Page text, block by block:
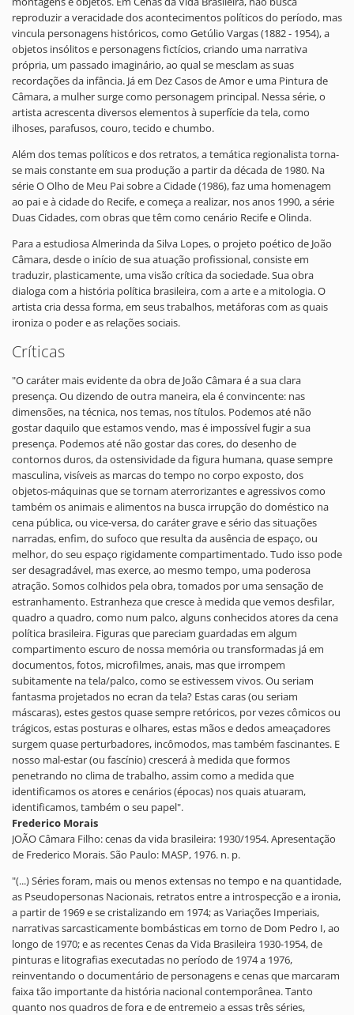
reproduzir a veracidade dos acontecimentos políticos do período, mas
vincula personagens históricos, como Getúlio Vargas (1882 - 1954), a
objetos insólitos e personagens fictícios, criando uma narrativa
própria, um passado imaginário, ao qual se mesclam as suas
recordações da infância. Já em Dez Casos de Amor e uma Pintura de
Câmara, a mulher surge como personagem principal. Nessa série, o
artista acrescenta diversos elementos à superfície da tela, como
ilhoses, parafusos, couro, tecido e chumbo.
Além dos temas políticos e dos retratos, a temática regionalista torna-
se mais constante em sua produção a partir da década de 1980. Na
série O Olho de Meu Pai sobre a Cidade (1986), faz uma homenagem
ao pai e à cidade do Recife, e começa a realizar, nos anos 1990, a série
Duas Cidades, com obras que têm como cenário Recife e Olinda.
Para a estudiosa Almerinda da Silva Lopes, o projeto poético de João
Câmara, desde o início de sua atuação profissional, consiste em
traduzir, plasticamente, uma visão crítica da sociedade. Sua obra
dialoga com a história política brasileira, com a arte e a mitologia. O
artista cria dessa forma, em seus trabalhos, metáforas com as quais
ironiza o poder e as relações sociais.
Críticas
"O caráter mais evidente da obra de João Câmara é a sua clara
presença. Ou dizendo de outra maneira, ela é convincente: nas
dimensões, na técnica, nos temas, nos títulos. Podemos até não
gostar daquilo que estamos vendo, mas é impossível fugir a sua
presença. Podemos até não gostar das cores, do desenho de
contornos duros, da ostensividade da figura humana, quase sempre
masculina, visíveis as marcas do tempo no corpo exposto, dos
objetos-máquinas que se tornam aterrorizantes e agressivos como
também os animais e alimentos na busca irrupção do doméstico na
cena pública, ou vice-versa, do caráter grave e sério das situações
narradas, enfim, do sufoco que resulta da ausência de espaço, ou
melhor, do seu espaço rigidamente compartimentado. Tudo isso pode
ser desagradável, mas exerce, ao mesmo tempo, uma poderosa
atração. Somos colhidos pela obra, tomados por uma sensação de
estranhamento. Estranheza que cresce à medida que vemos desfilar,
quadro a quadro, como num palco, alguns conhecidos atores da cena
política brasileira. Figuras que pareciam guardadas em algum
compartimento escuro de nossa memória ou transformadas já em
documentos, fotos, microfilmes, anais, mas que irrompem
subitamente na tela/palco, como se estivessem vivos. Ou seriam
fantasma projetados no ecran da tela? Estas caras (ou seriam
máscaras), estes gestos quase sempre retóricos, por vezes cômicos ou
trágicos, estas posturas e olhares, estas mãos e dedos ameaçadores
surgem quase perturbadores, incômodos, mas também fascinantes. E
nosso mal-estar (ou fascínio) crescerá à medida que formos
penetrando no clima de trabalho, assim como a medida que
identificamos os atores e cenários (épocas) nos quais atuaram,
identificamos, também o seu papel".
Frederico Morais
JOÃO Câmara Filho: cenas da vida brasileira: 1930/1954. Apresentação
de Frederico Morais. São Paulo: MASP, 1976. n. p.
"(...) Séries foram, mais ou menos extensas no tempo e na quantidade,
as Pseudopersonas Nacionais, retratos entre a introspecção e a ironia,
a partir de 1969 e se cristalizando em 1974; as Variações Imperiais,
narrativas sarcasticamente bombásticas em torno de Dom Pedro I, ao
longo de 1970; e as recentes Cenas da Vida Brasileira 1930-1954, de
pinturas e litografias executadas no período de 1974 a 1976,
reinventando o documentário de personagens e cenas que marcaram
faixa tão importante da história nacional contemporânea. Tanto
quanto nos quadros de fora e de entremeio a essas três séries,